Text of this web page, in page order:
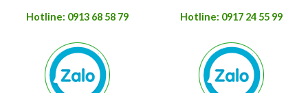
Hotline: 0913 68 58 79 Hotline: 0917 24 55 99